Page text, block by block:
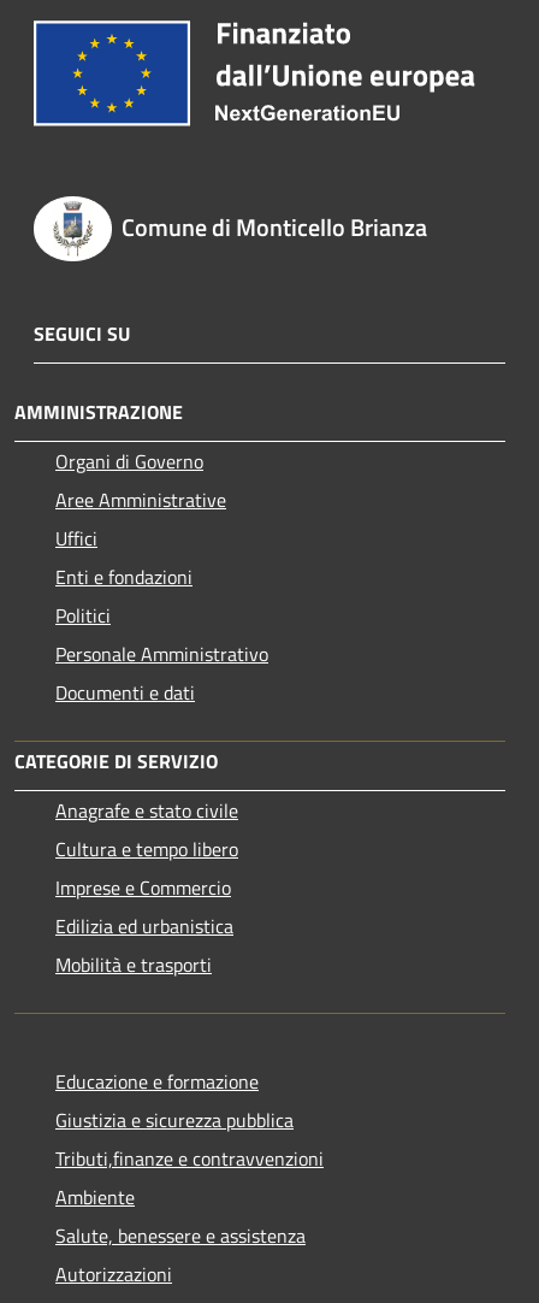
Comune di Monticello Brianza
SEGUICI SU
AMMINISTRAZIONE
Organi di Governo
Aree Amministrative
Uffici
Enti e fondazioni
Politici
Personale Amministrativo
Documenti e dati
CATEGORIE DI SERVIZIO
Anagrafe e stato civile
Cultura e tempo libero
Imprese e Commercio
Edilizia ed urbanistica
Mobilità e trasporti
Educazione e formazione
Giustizia e sicurezza pubblica
Tributi,finanze e contravvenzioni
Ambiente
Salute, benessere e assistenza
Autorizzazioni